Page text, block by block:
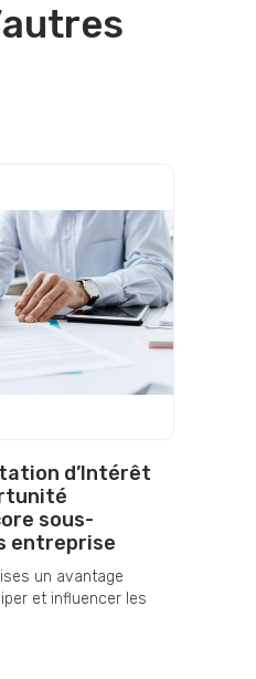
d’Intérêt
sous-
entreprise
un avantage
et influencer les